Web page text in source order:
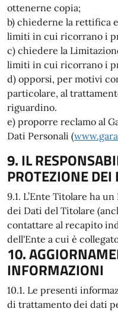
ottenerne copia;
b) chiederne la rettifica
limiti in cui ricorrano i
c) chiedere la
limiti in cui ricorrano i
d) opporsi, per motivi
particolare, al
riguardino.
e) proporre reclamo al
Dati Personali (
9. IL
PROTEZIONE DEI
9.1. L’Ente Titolare ha
dei Dati del Titolare
contattare al recapito
dell'Ente a cui è
10.
INFORMAZIONI
10.1. Le presenti
di trattamento dei dati